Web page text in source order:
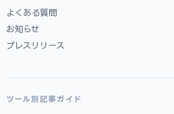
よくある質問
お知らせ
プレスリリース
ツール別記事ガイド